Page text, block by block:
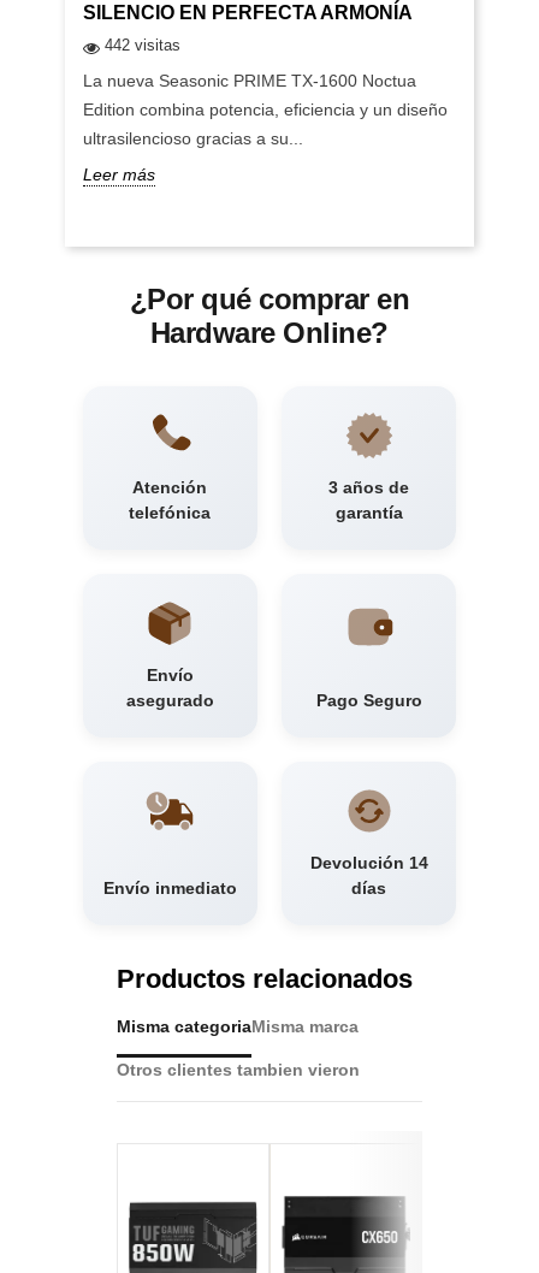
SILENCIO EN PERFECTA ARMONÍA
442 visitas
La nueva Seasonic PRIME TX-1600 Noctua
Edition combina potencia, eficiencia y un diseño
ultrasilencioso gracias a su...
Leer más
¿Por qué comprar en
Hardware Online?
Atención
telefónica
3 años de
garantía
Envío
asegurado
Pago Seguro
Envío inmediato
Devolución 14
días
Productos relacionados
Misma categoriaMisma marca
Otros clientes tambien vieron